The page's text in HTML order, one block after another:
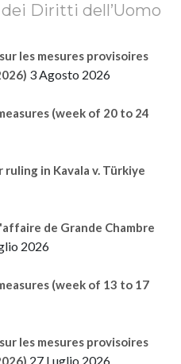
Diritti dell’Uomo
les mesures provisoires
3 Agosto 2026
(week of 20 to 24
in Kavala v. Türkiye
de Grande Chambre
2026
(week of 13 to 17
les mesures provisoires
27 Luglio 2026